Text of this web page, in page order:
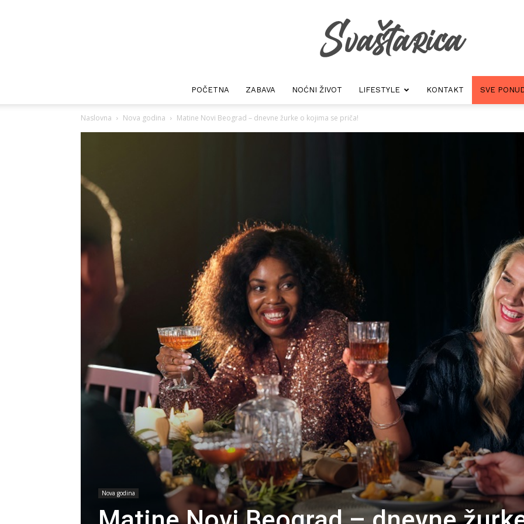
POČETNA ZABAVA NOĆNI ŽIVOT LIFESTYLE KONTAKT SVE
Naslovna Nova godina Matine Novi Beograd – dnevne žurke o kojima se priča!
Nova godina